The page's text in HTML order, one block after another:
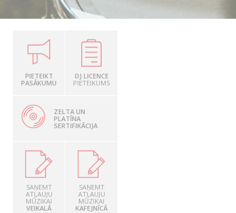
PIETEIKT
PASĀKUMU
DJ LICENCE
PIETEIKUMS
ZELTA UN
PLATĪNA
SERTIFIKĀCIJA
SAŅEMT
ATĻAUJU
MŪZIKAI
VEIKALĀ
SAŅEMT
ATĻAUJU
MŪZIKAI
KAFEJNĪCĀ